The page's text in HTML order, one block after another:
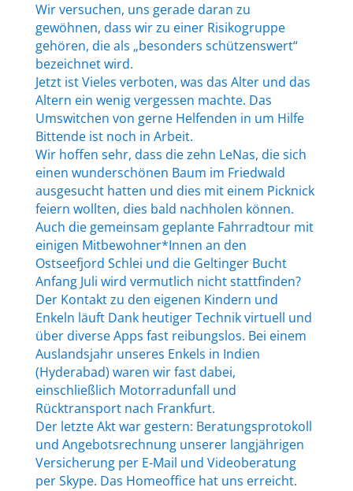
Wir versuchen, uns gerade daran zu
gewöhnen, dass wir zu einer Risikogruppe
gehören, die als „besonders schützenswert“
bezeichnet wird.
Jetzt ist Vieles verboten, was das Alter und das
Altern ein wenig vergessen machte. Das
Umswitchen von gerne Helfenden in um Hilfe
Bittende ist noch in Arbeit.
Wir hoffen sehr, dass die zehn LeNas, die sich
einen wunderschönen Baum im Friedwald
ausgesucht hatten und dies mit einem Picknick
feiern wollten, dies bald nachholen können.
Auch die gemeinsam geplante Fahrradtour mit
einigen Mitbewohner*Innen an den
Ostseefjord Schlei und die Geltinger Bucht
Anfang Juli wird vermutlich nicht stattfinden?
Der Kontakt zu den eigenen Kindern und
Enkeln läuft Dank heutiger Technik virtuell und
über diverse Apps fast reibungslos. Bei einem
Auslandsjahr unseres Enkels in Indien
(Hyderabad) waren wir fast dabei,
einschließlich Motorradunfall und
Rücktransport nach Frankfurt.
Der letzte Akt war gestern: Beratungsprotokoll
und Angebotsrechnung unserer langjährigen
Versicherung per E-Mail und Videoberatung
per Skype. Das Homeoffice hat uns erreicht.